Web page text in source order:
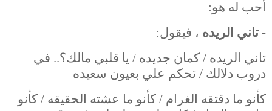
أحب له هو:
- تاني الريده ، فيقول:
تاني الريده / كمان جديده / يا قلبي مالك؟.. في
دروب دلالك / تحكم علي بعيون سعيده
كأنو ما دقتقه الغرام / كأنو ما عشته الحقيقه / كأنو